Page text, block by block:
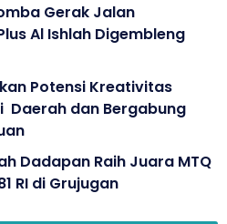
Gerak Jalan
Al Ishlah Digembleng
Potensi Kreativitas
Daerah dan Bergabung
Dadapan Raih Juara MTQ
RI di Grujugan